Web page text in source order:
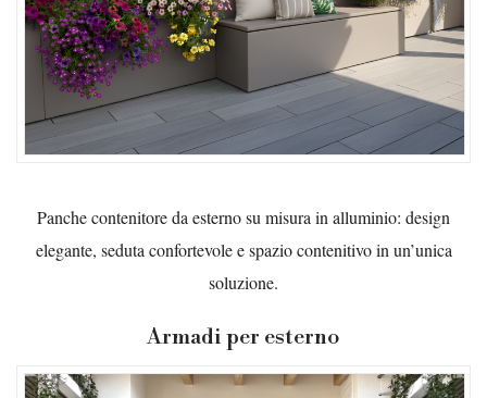
Panche contenitore da esterno su misura in alluminio: design
elegante, seduta confortevole e spazio contenitivo in un’unica
soluzione.
Armadi per esterno